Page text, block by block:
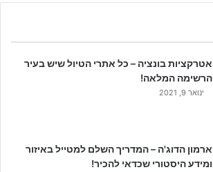
אטרקציות בונציה – כל אתרי הטיול שיש בעיר
הרשימה המלאה!
ינואר 9, 2021
ארמון הדוג'ה – המדריך השלם למטייל באיזור
ומידע היסטורי שכדאי להכיר!